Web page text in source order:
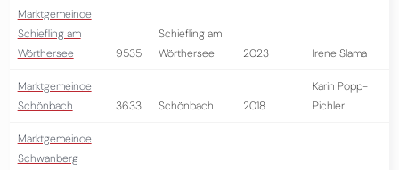
Marktgemeinde
Schiefling am
Wörthersee
9535
Schiefling am
Wörthersee
2023 Irene Slama
Marktgemeinde
Schönbach
3633 Schönbach 2018
Karin Popp-
Pichler
Marktgemeinde
Schwanberg